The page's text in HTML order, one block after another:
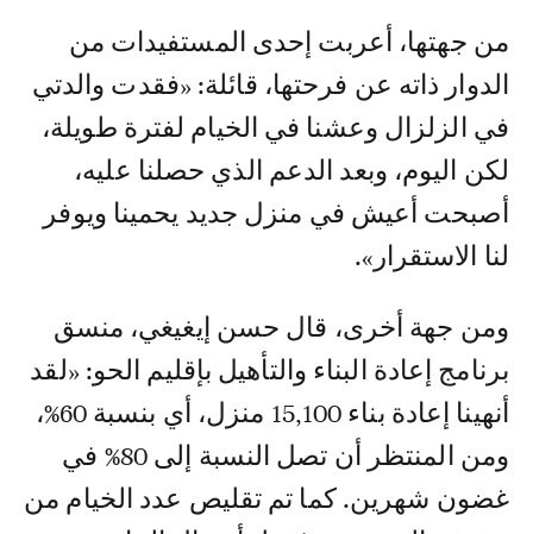
من جهتها، أعربت إحدى المستفيدات من
الدوار ذاته عن فرحتها، قائلة: «فقدت والدتي
في الزلزال وعشنا في الخيام لفترة طويلة،
لكن اليوم، وبعد الدعم الذي حصلنا عليه،
أصبحت أعيش في منزل جديد يحمينا ويوفر
لنا الاستقرار».
ومن جهة أخرى، قال حسن إيغيغي، منسق
برنامج إعادة البناء والتأهيل بإقليم الحو: «لقد
أنهينا إعادة بناء 15,100 منزل، أي بنسبة 60%،
ومن المنتظر أن تصل النسبة إلى 80% في
غضون شهرين. كما تم تقليص عدد الخيام من